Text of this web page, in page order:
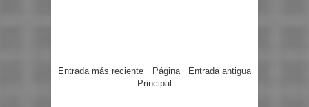
Entrada más reciente Entrada antigua
Página
Principal